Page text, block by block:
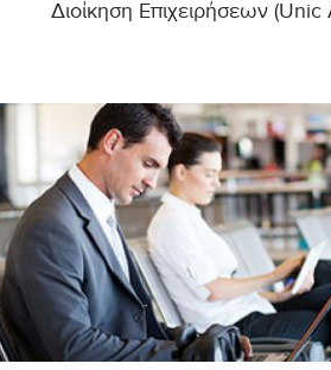
Διοίκηση Επιχειρήσεων (Unic